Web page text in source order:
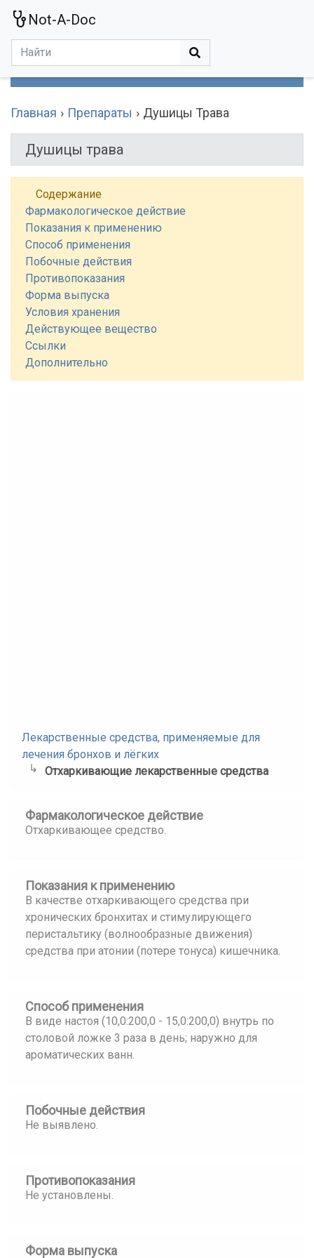
Not-A-Doc
Главная Препараты Душицы Трава
Душицы трава
Содержание
Фармакологическое действие
Показания к применению
Способ применения
Побочные действия
Противопоказания
Форма выпуска
Условия хранения
Действующее вещество
Ссылки
Дополнительно
Лекарственные средства, применяемые для
лечения бронхов и лёгких
Отхаркивающие лекарственные средства
Фармакологическое действие
Отхаркивающее средство.
Показания к применению
В качестве отхаркивающего средства при
хронических бронхитах и стимулирующего
перистальтику (волнообразные движения)
средства при атонии (потере тонуса) кишечника.
Способ применения
В виде настоя (10,0:200,0 - 15,0:200,0) внутрь по
столовой ложке 3 раза в день; наружно для
ароматических ванн.
Побочные действия
Не выявлено.
Противопоказания
Не установлены.
Форма выпуска